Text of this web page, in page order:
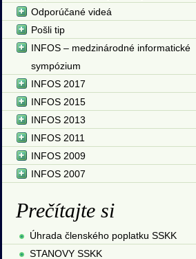
Odporúčané videá
Pošli tip
INFOS – medzinárodné informatické
sympózium
INFOS 2017
INFOS 2015
INFOS 2013
INFOS 2011
INFOS 2009
INFOS 2007
Prečítajte si
Úhrada členského poplatku SSKK
STANOVY SSKK